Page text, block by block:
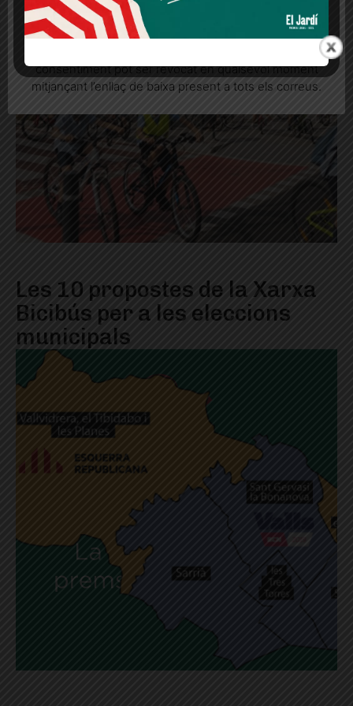
Les 10 propostes de la Xarxa
Bicibús per a les eleccions
municipals
Quan l’usuari crea un compte al Diari el Jardí, dona el
seu consentiment explícit per rebre comunicacions
consentiment pot ser revocat en qualsevol moment
mitjançant l’enllaç de baixa present a tots els correus.